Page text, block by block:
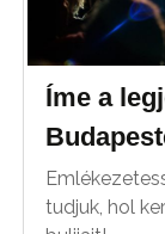
Íme a
tudjuk, hol